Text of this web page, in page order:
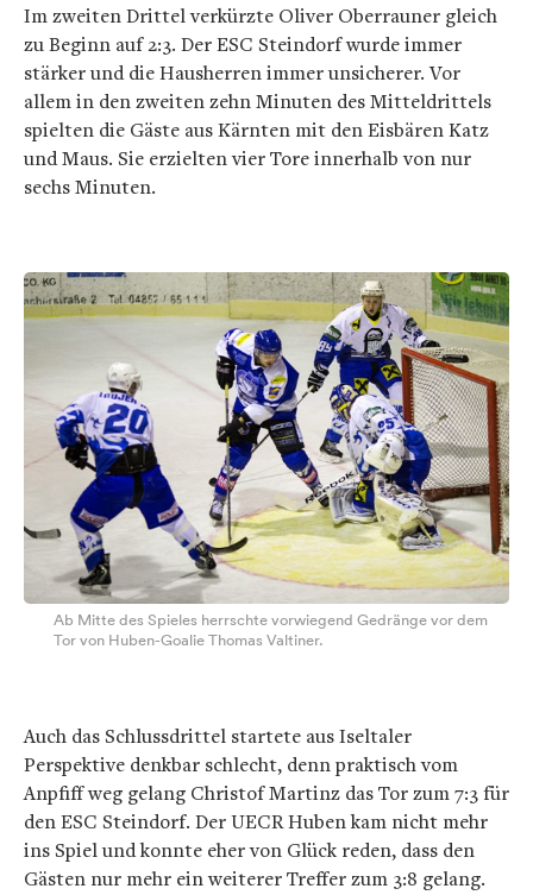
Im zweiten Drittel verkürzte Oliver Oberrauner gleich
zu Beginn auf 2:3. Der ESC Steindorf wurde immer
stärker und die Hausherren immer unsicherer. Vor
allem in den zweiten zehn Minuten des Mitteldrittels
spielten die Gäste aus Kärnten mit den Eisbären Katz
und Maus. Sie erzielten vier Tore innerhalb von nur
sechs Minuten.
Ab Mitte des Spieles herrschte vorwiegend Gedränge vor dem
Tor von Huben-Goalie Thomas Valtiner.
Auch das Schlussdrittel startete aus Iseltaler
Perspektive denkbar schlecht, denn praktisch vom
Anpfiff weg gelang Christof Martinz das Tor zum 7:3 für
den ESC Steindorf. Der UECR Huben kam nicht mehr
ins Spiel und konnte eher von Glück reden, dass den
Gästen nur mehr ein weiterer Treffer zum 3:8 gelang.